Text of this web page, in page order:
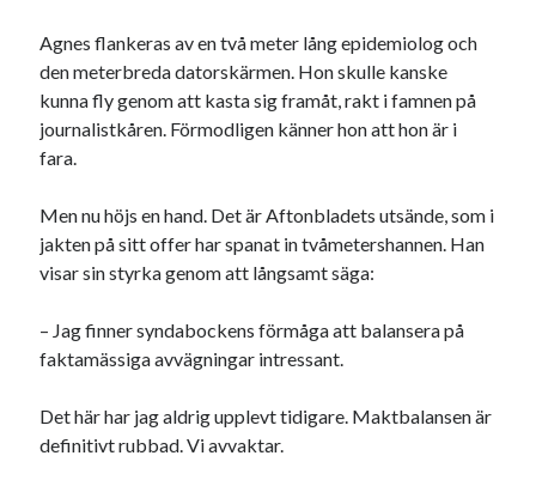
Agnes flankeras av en två meter lång epidemiolog och
den meterbreda datorskärmen. Hon skulle kanske
kunna fly genom att kasta sig framåt, rakt i famnen på
journalistkåren. Förmodligen känner hon att hon är i
fara.
Men nu höjs en hand. Det är Aftonbladets utsände, som i
jakten på sitt offer har spanat in tvåmetershannen. Han
visar sin styrka genom att långsamt säga:
– Jag finner syndabockens förmåga att balansera på
faktamässiga avvägningar intressant.
Det här har jag aldrig upplevt tidigare. Maktbalansen är
definitivt rubbad. Vi avvaktar.